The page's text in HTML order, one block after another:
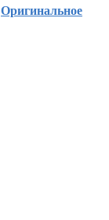
Оригинальное